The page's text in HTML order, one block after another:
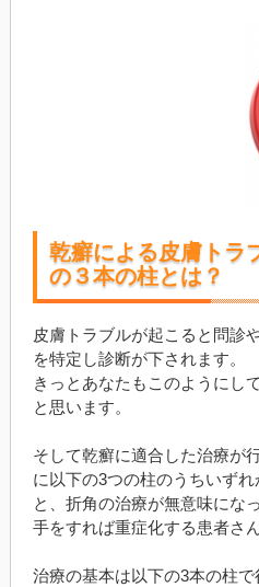
乾癬による皮膚トラ
の３本の柱とは？
皮膚トラブルが起こると問診
を特定し診断が下されます。
きっとあなたもこのようにし
と思います。
そして乾癬に適合した治療が
に以下の3つの柱のうちいず
と、折角の治療が無意味にな
手をすれば重症化する患者さ
治療の基本は以下の3本の柱で